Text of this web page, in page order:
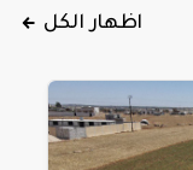
اظهار الكل